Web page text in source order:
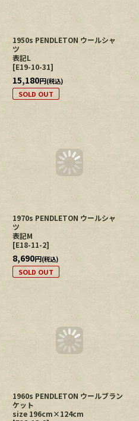
1950s PENDLETON ウールシャ
ツ
表記L
[E19-10-31]
15,180円(税込)
SOLD OUT
1970s PENDLETON ウールシャ
ツ
表記M
[E18-11-2]